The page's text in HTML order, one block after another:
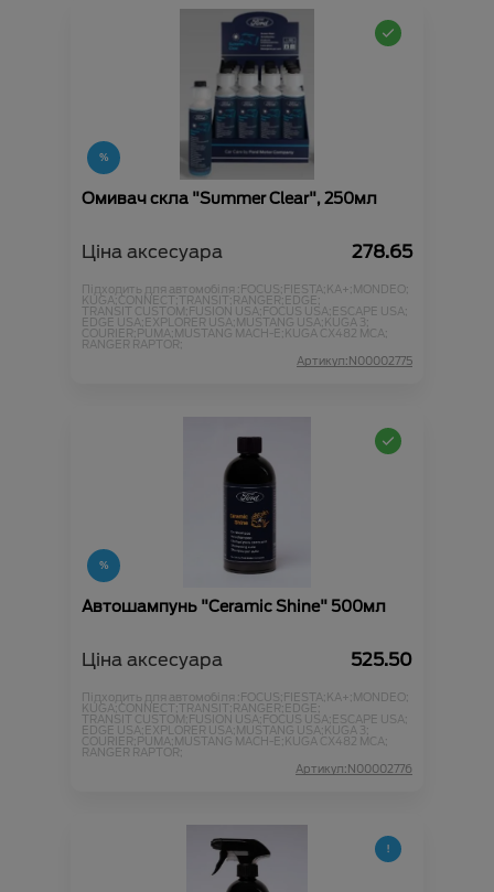
Омивач скла "Summer Clear", 250мл
Ціна аксесуара 278.65
Підходить для автомобіля :FOCUS;FIESTA;KA+;MONDEO;
KUGA;CONNECT;TRANSIT;RANGER;EDGE;
TRANSIT CUSTOM;FUSION USA;FOCUS USA;ESCAPE USA;
EDGE USA;EXPLORER USA;MUSTANG USA;KUGA 3;
COURIER;PUMA;MUSTANG MACH-E;KUGA CX482 MCA;
RANGER RAPTOR;
Артикул:N00002775
Автошампунь "Ceramic Shine" 500мл
Ціна аксесуара 525.50
Підходить для автомобіля :FOCUS;FIESTA;KA+;MONDEO;
KUGA;CONNECT;TRANSIT;RANGER;EDGE;
TRANSIT CUSTOM;FUSION USA;FOCUS USA;ESCAPE USA;
EDGE USA;EXPLORER USA;MUSTANG USA;KUGA 3;
COURIER;PUMA;MUSTANG MACH-E;KUGA CX482 MCA;
RANGER RAPTOR;
Артикул:N00002776